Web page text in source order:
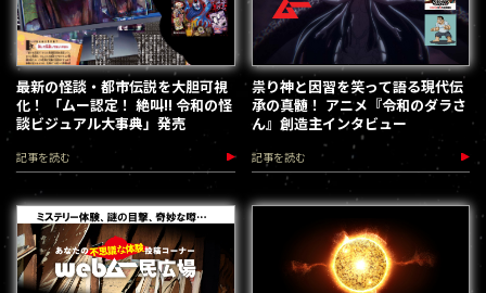
最新の怪談・都市伝説を大胆可視
化！ 「ムー認定！ 絶叫!! 令和の怪
談ビジュアル大事典」発売
記事を読む
祟り神と因習を笑って語る現代伝
承の真髄！ アニメ『令和のダラさ
ん』創造主インタビュー
記事を読む